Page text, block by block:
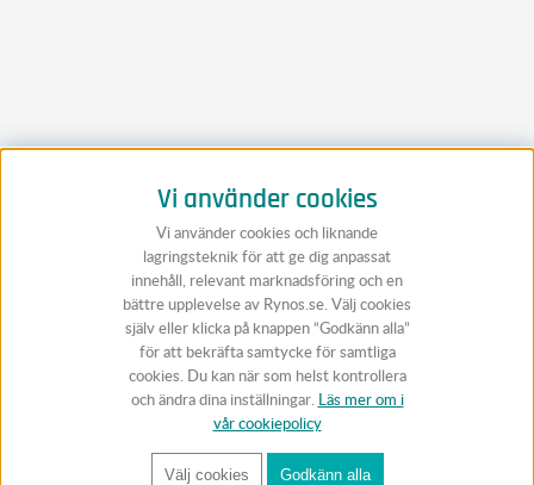
Vi använder cookies
Vi använder cookies och liknande
lagringsteknik för att ge dig anpassat
innehåll, relevant marknadsföring och en
bättre upplevelse av Rynos.se. Välj cookies
själv eller klicka på knappen “Godkänn alla”
för att bekräfta samtycke för samtliga
cookies. Du kan när som helst kontrollera
och ändra dina inställningar. Läs mer om i
vår cookiepolicy
Välj cookies Godkänn alla